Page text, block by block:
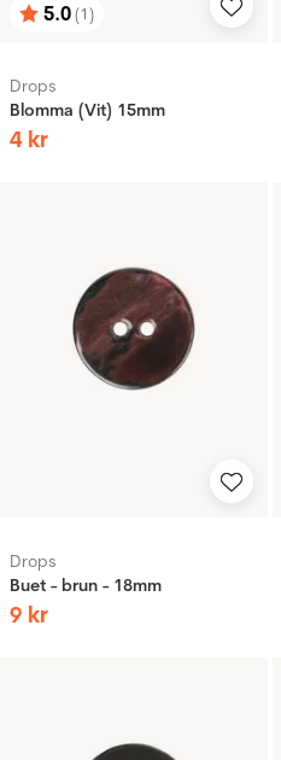
Betyg:
5.0(1)
utav 5 stjärnor
Drops
Blomma (Vit) 15mm
4 kr
Drops
Buet - brun - 18mm
9 kr